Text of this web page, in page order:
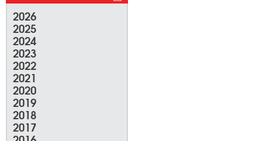
2026
2025
2024
2023
2022
2021
2020
2019
2018
2017